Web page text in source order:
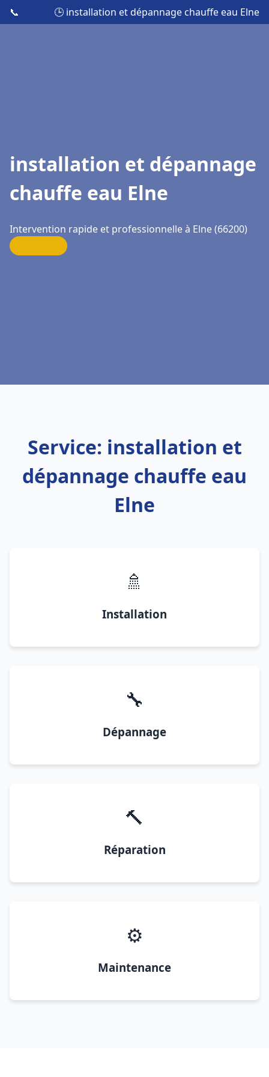
📞 🕒 installation et dépannage chauffe eau Elne
installation et dépannage
chauffe eau Elne
Intervention rapide et professionnelle à Elne (66200)
Service: installation et
dépannage chauffe eau
Elne
🚿
Installation
🔧
Dépannage
🔨
Réparation
⚙️
Maintenance